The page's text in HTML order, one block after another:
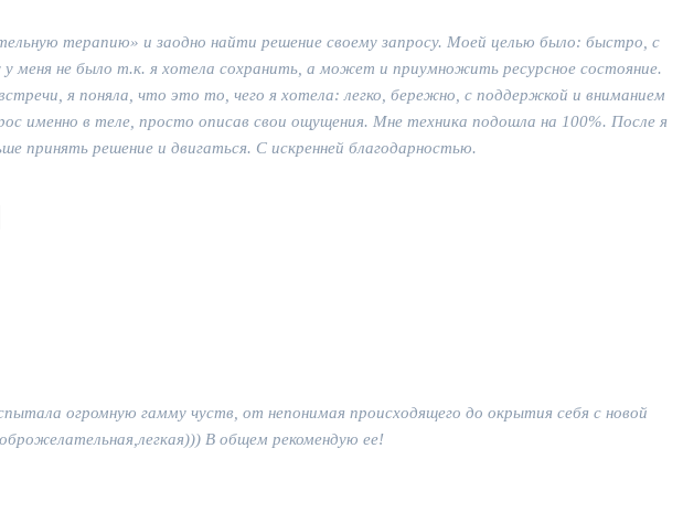
терапию» и заодно найти решение своему запросу. Моей целью было: быстро, с
меня не было т.к. я хотела сохранить, а может и приумножить ресурсное состояние.
я поняла, что это то, чего я хотела: легко, бережно, с поддержкой и вниманием
именно в теле, просто описав свои ощущения. Мне техника подошла на 100%. После я
принять решение и двигаться. С искренней благодарностью.
огромную гамму чуств, от непонимая происходящего до окрытия себя с новой
В общем рекомендую ее!